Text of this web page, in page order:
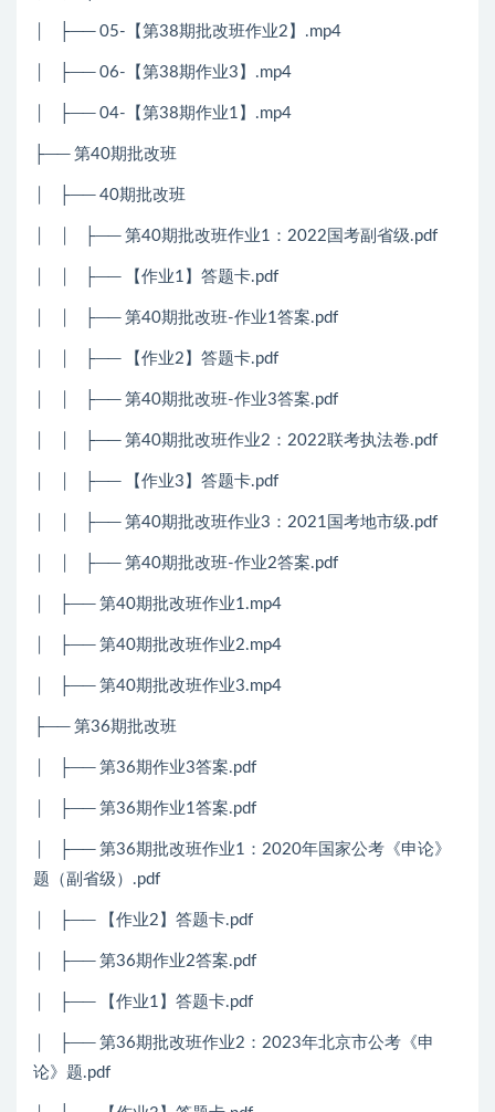
│ ├── 05-【第38期批改班作业2】.mp4
│ ├── 06-【第38期作业3】.mp4
│ ├── 04-【第38期作业1】.mp4
├── 第40期批改班
│ ├── 40期批改班
│ │ ├── 第40期批改班作业1：2022国考副省级.pdf
│ │ ├── 【作业1】答题卡.pdf
│ │ ├── 第40期批改班-作业1答案.pdf
│ │ ├── 【作业2】答题卡.pdf
│ │ ├── 第40期批改班-作业3答案.pdf
│ │ ├── 第40期批改班作业2：2022联考执法卷.pdf
│ │ ├── 【作业3】答题卡.pdf
│ │ ├── 第40期批改班作业3：2021国考地市级.pdf
│ │ ├── 第40期批改班-作业2答案.pdf
│ ├── 第40期批改班作业1.mp4
│ ├── 第40期批改班作业2.mp4
│ ├── 第40期批改班作业3.mp4
├── 第36期批改班
│ ├── 第36期作业3答案.pdf
│ ├── 第36期作业1答案.pdf
│ ├── 第36期批改班作业1：2020年国家公考《申论》
题（副省级）.pdf
│ ├── 【作业2】答题卡.pdf
│ ├── 第36期作业2答案.pdf
│ ├── 【作业1】答题卡.pdf
│ ├── 第36期批改班作业2：2023年北京市公考《申
论》题.pdf